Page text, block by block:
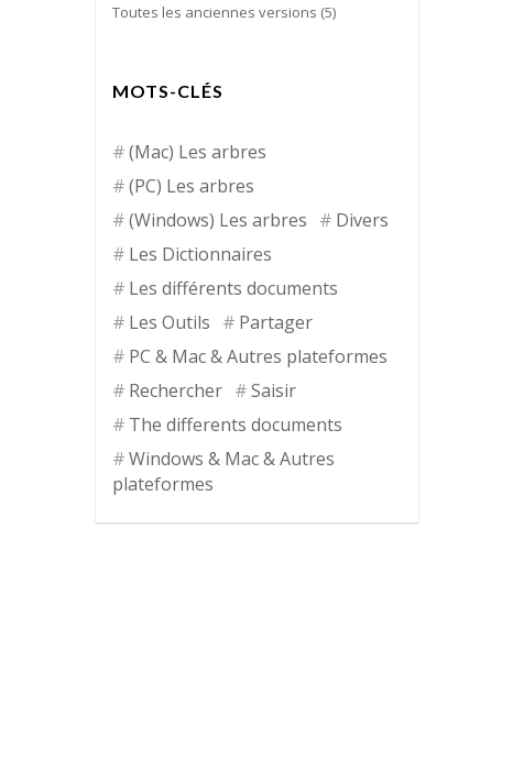
Toutes les anciennes versions (5)
MOTS-CLÉS
(Mac) Les arbres
(PC) Les arbres
(Windows) Les arbres
Divers
Les Dictionnaires
Les différents documents
Les Outils
Partager
PC & Mac & Autres plateformes
Rechercher
Saisir
The differents documents
Windows & Mac & Autres
plateformes